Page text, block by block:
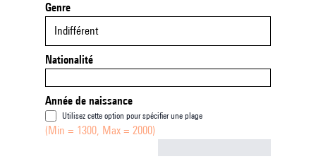
Genre
Indifférent
Nationalité
Année de naissance
Utilisez cette option pour spécifier une plage
(Min = 1300, Max = 2000)